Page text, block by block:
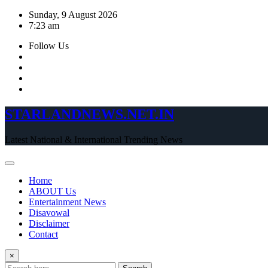
Skip
Sunday, 9 August 2026
7:23 am
Follow Us
STARLANDNEWS.NET.IN
Latest National & International Trending News
Home
ABOUT Us
Entertainment News
Disavowal
Disclaimer
Contact
×